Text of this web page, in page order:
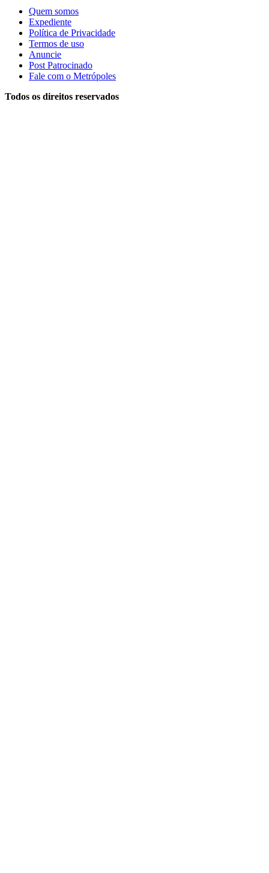
Quem somos
Expediente
Política de Privacidade
Termos de uso
Anuncie
Post Patrocinado
Fale com o Metrópoles
Todos os direitos reservados